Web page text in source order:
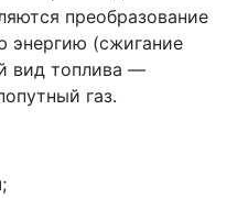
преобразование
энергию (сжигание
вид топлива —
газ.